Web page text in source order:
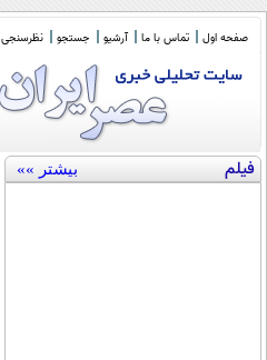
صفحه اول تماس با ما آرشیو جستجو نظرسنجی
فیلم بیشتر »»